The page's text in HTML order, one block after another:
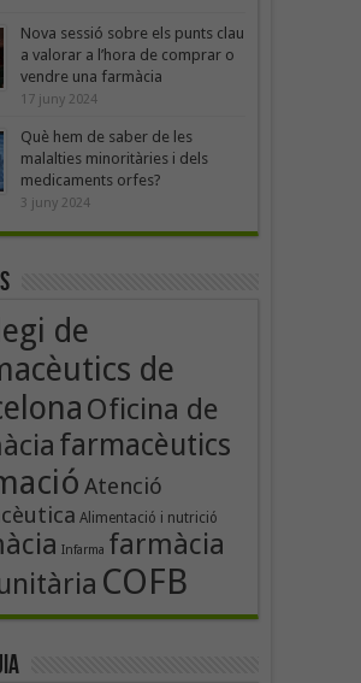
Nova sessió sobre els punts clau
a valorar a l’hora de comprar o
vendre una farmàcia
17 juny 2024
Què hem de saber de les
malalties minoritàries i dels
medicaments orfes?
3 juny 2024
de
de
Oficina de
farmacèutics
Atenció
Alimentació i nutrició
Infarma farmàcia
COFB